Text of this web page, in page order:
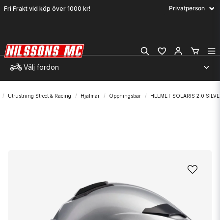
Fri Frakt vid köp över 1000 kr!
Välj fordon
Utrustning Street & Racing Hjälmar Öppningsbar HELMET SOLARIS 2.0